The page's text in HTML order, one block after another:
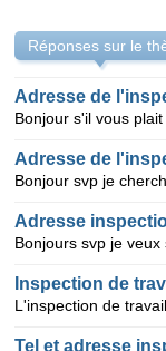
Réponses sur le
Adresse de
Adresse de
Adresse
Inspection de